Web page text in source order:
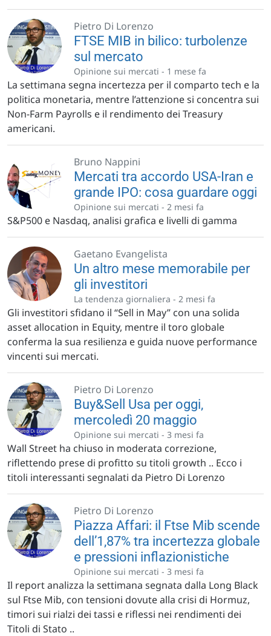
Pietro Di Lorenzo
FTSE MIB in bilico: turbolenze
sul mercato
Opinione sui mercati - 1 mese fa
La settimana segna incertezza per il comparto tech e la
politica monetaria, mentre l’attenzione si concentra sui
Non-Farm Payrolls e il rendimento dei Treasury
americani.
Bruno Nappini
Mercati tra accordo USA-Iran e
grande IPO: cosa guardare oggi
Opinione sui mercati - 2 mesi fa
S&P500 e Nasdaq, analisi grafica e livelli di gamma
Gaetano Evangelista
Un altro mese memorabile per
gli investitori
La tendenza giornaliera - 2 mesi fa
Gli investitori sfidano il “Sell in May” con una solida
asset allocation in Equity, mentre il toro globale
conferma la sua resilienza e guida nuove performance
vincenti sui mercati.
Pietro Di Lorenzo
Buy&Sell Usa per oggi,
mercoledì 20 maggio
Opinione sui mercati - 3 mesi fa
Wall Street ha chiuso in moderata correzione,
riflettendo prese di profitto su titoli growth .. Ecco i
titoli interessanti segnalati da Pietro Di Lorenzo
Pietro Di Lorenzo
Piazza Affari: il Ftse Mib scende
dell’1,87% tra incertezza globale
e pressioni inflazionistiche
Opinione sui mercati - 3 mesi fa
Il report analizza la settimana segnata dalla Long Black
sul Ftse Mib, con tensioni dovute alla crisi di Hormuz,
timori sui rialzi dei tassi e riflessi nei rendimenti dei
Titoli di Stato ..